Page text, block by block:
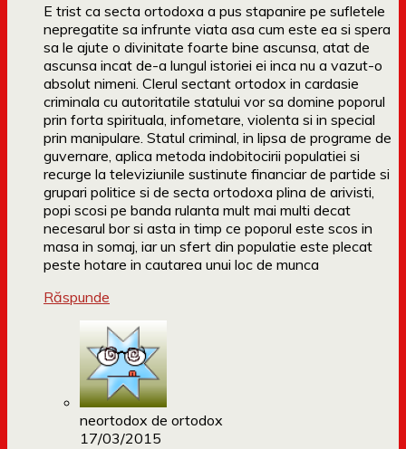
E trist ca secta ortodoxa a pus stapanire pe sufletele
nepregatite sa infrunte viata asa cum este ea si spera
sa le ajute o divinitate foarte bine ascunsa, atat de
ascunsa incat de-a lungul istoriei ei inca nu a vazut-o
absolut nimeni. Clerul sectant ortodox in cardasie
criminala cu autoritatile statului vor sa domine poporul
prin forta spirituala, infometare, violenta si in special
prin manipulare. Statul criminal, in lipsa de programe de
guvernare, aplica metoda indobitocirii populatiei si
recurge la televiziunile sustinute financiar de partide si
grupari politice si de secta ortodoxa plina de arivisti,
popi scosi pe banda rulanta mult mai multi decat
necesarul bor si asta in timp ce poporul este scos in
masa in somaj, iar un sfert din populatie este plecat
peste hotare in cautarea unui loc de munca
Răspunde
neortodox de ortodox
17/03/2015